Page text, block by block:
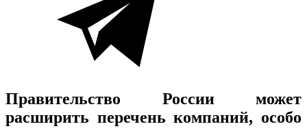
Правительство России может
расширить перечень компаний, особо